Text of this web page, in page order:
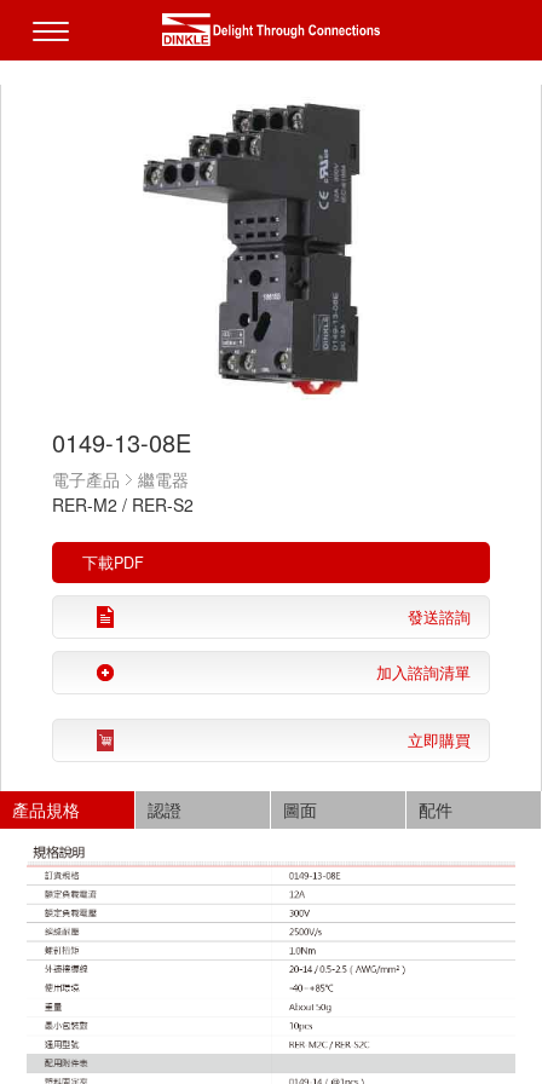
0149-13-08E
電子產品
繼電器
RER-M2 / RER-S2
下載PDF
發送諮詢
加入諮詢清單
立即購買
產品規格 認證 圖面 配件